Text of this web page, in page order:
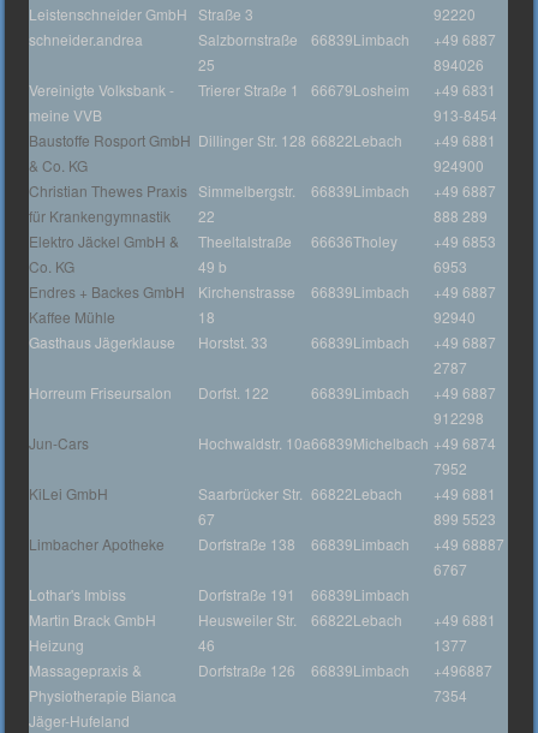
Leistenschneider GmbH
Straße 3
92220
schneider.andrea
Salzbornstraße
25
66839Limbach
+49 6887
894026
Vereinigte Volksbank -
meine VVB
Trierer Straße 1 66679Losheim
+49 6831
913-8454
Baustoffe Rosport GmbH
& Co. KG
Dillinger Str. 128 66822Lebach
+49 6881
924900
Christian Thewes Praxis
für Krankengymnastik
Simmelbergstr.
22
66839Limbach
+49 6887
888 289
Elektro Jäckel GmbH &
Co. KG
Theeltalstraße
49 b
66636Tholey
+49 6853
6953
Endres + Backes GmbH
Kaffee Mühle
Kirchenstrasse
18
66839Limbach
+49 6887
92940
Gasthaus Jägerklause
Horstst. 33 66839Limbach
+49 6887
2787
Horreum Friseursalon
Dorfst. 122 66839Limbach
+49 6887
912298
Jun-Cars
Hochwaldstr. 10a66839Michelbach +49 6874
7952
KiLei GmbH
Saarbrücker Str.
67
66822Lebach
+49 6881
899 5523
Limbacher Apotheke
Dorfstraße 138 66839Limbach
+49 68887
6767
Lothar's Imbiss
Dorfstraße 191 66839Limbach
Martin Brack GmbH
Heizung
Heusweiler Str.
46
66822Lebach
+49 6881
1377
Massagepraxis &
Physiotherapie Bianca
Jäger-Hufeland
Dorfstraße 126 66839Limbach
+496887
7354